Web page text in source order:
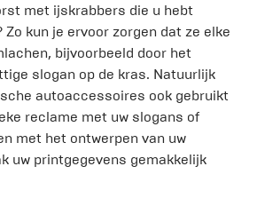
met ijskrabbers die u hebt
kun je ervoor zorgen dat ze elke
bijvoorbeeld door het
slogan op de kras. Natuurlijk
autoaccessoires ook gebruikt
reclame met uw slogans of
met het ontwerpen van uw
uw printgegevens gemakkelijk